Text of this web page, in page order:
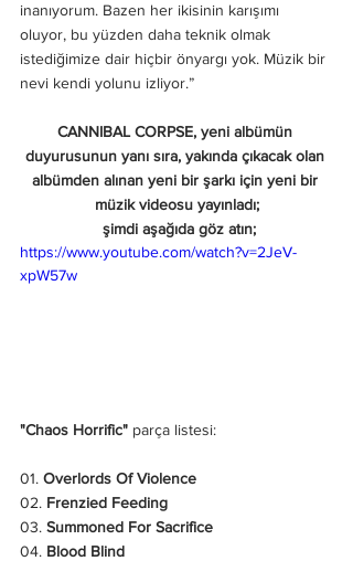
inanıyorum. Bazen her ikisinin karışımı
oluyor, bu yüzden daha teknik olmak
istediğimize dair hiçbir önyargı yok. Müzik bir
nevi kendi yolunu izliyor.”
CANNIBAL CORPSE, yeni albümün
duyurusunun yanı sıra, yakında çıkacak olan
albümden alınan yeni bir şarkı için yeni bir
müzik videosu yayınladı;
şimdi aşağıda göz atın;
https://www.youtube.com/watch?v=2JeV-
xpW57w
"Chaos Horrific" parça listesi:
01. Overlords Of Violence
02. Frenzied Feeding
03. Summoned For Sacrifice
04. Blood Blind